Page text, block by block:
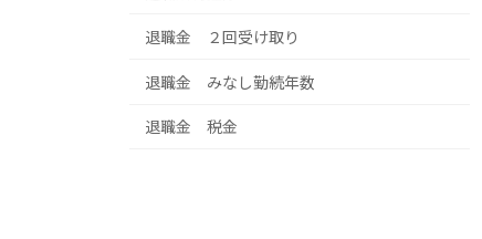
退職金 ２回受け取り
退職金 みなし勤続年数
退職金 税金